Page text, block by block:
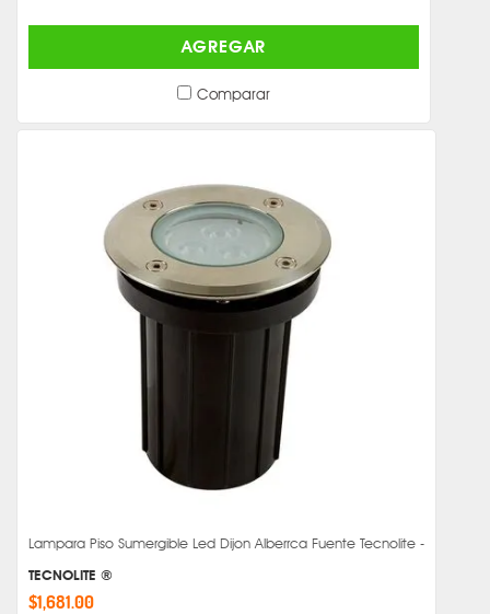
AGREGAR
Comparar
Lampara Piso Sumergible Led Dijon Alberrca Fuente Tecnolite -
TECNOLITE ®
$1,681.00